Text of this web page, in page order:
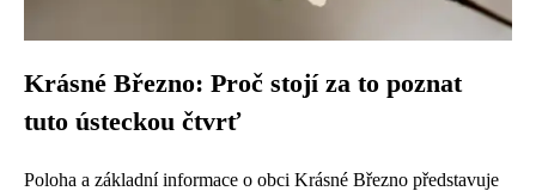
Krásné Březno: Proč stojí za to poznat
tuto ústeckou čtvrť
Poloha a základní informace o obci Krásné Březno představuje